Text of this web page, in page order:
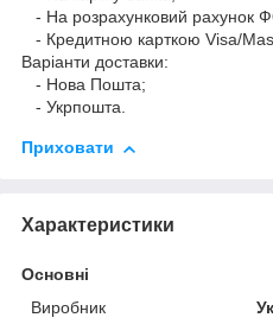
- На розрахунковий рахунок
- Кредитною карткою Visa/
Варіанти доставки:
- Нова Пошта;
- Укрпошта.
Приховати
Характеристики
Основні
Виробник